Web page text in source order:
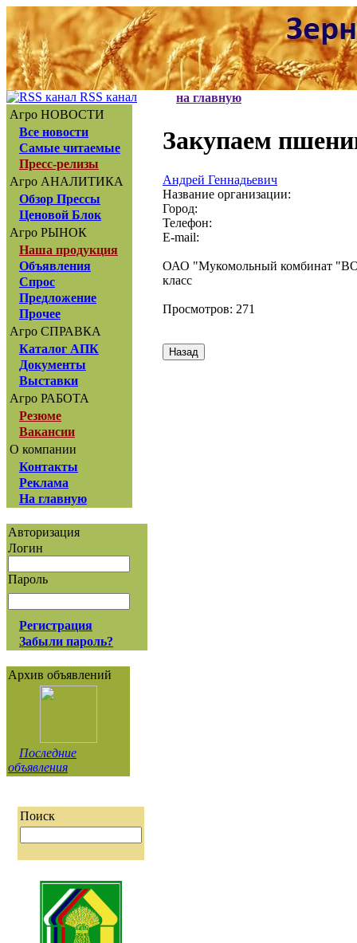
RSS канал
Агро НОВОСТИ
Все новости
Самые читаемые
Пресс-релизы
Агро АНАЛИТИКА
Обзор Прессы
Ценовой Блок
Агро РЫНОК
Наша продукция
Объявления
Спрос
Предложение
Прочее
Агро СПРАВКА
Каталог АПК
Документы
Выставки
Агро РАБОТА
Резюме
Вакансии
О компании
Контакты
Реклама
На главную
Авторизация
Логин
Пароль
Регистрация
Забыли пароль?
Архив объявлений
Последние
объявления
Поиск
на главную
Закупаем
Андрей Геннадьевич
Название организации:
Город:
Телефон:
E-mail:
ОАО "Мукомольный комбинат
класс
Просмотров: 271